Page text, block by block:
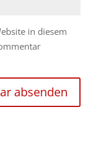
in diesem